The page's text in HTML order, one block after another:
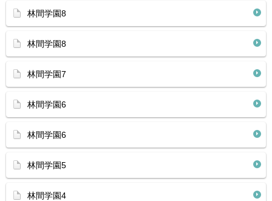
林間学園8
林間学園8
林間学園7
林間学園6
林間学園6
林間学園5
林間学園4